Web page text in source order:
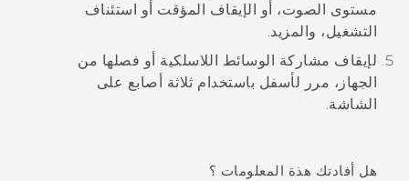
مستوى الصوت، أو الإيقاف المؤقت أو استئناف
التشغيل، والمزيد.
لإيقاف مشاركة الوسائط اللاسلكية أو فصلها من
الجهاز، مرر لأسفل باستخدام ثلاثة أصابع على
الشاشة.
هل أفادتك هذة المعلومات ؟